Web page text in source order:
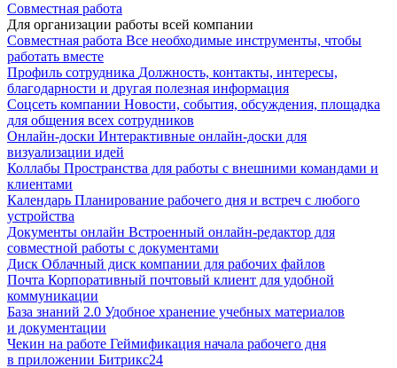
Совместная работа
Для организации работы всей компании
Совместная работа Все необходимые инструменты, чтобы
работать вместе
Профиль сотрудника Должность, контакты, интересы,
благодарности и другая полезная информация
Соцсеть компании Новости, события, обсуждения, площадка
для общения всех сотрудников
Онлайн-доски Интерактивные онлайн-доски для
визуализации идей
Коллабы Пространства для работы с внешними командами и
клиентами
Календарь Планирование рабочего дня и встреч с любого
устройства
Документы онлайн Встроенный онлайн-редактор для
совместной работы с документами
Диск Облачный диск компании для рабочих файлов
Почта Корпоративный почтовый клиент для удобной
коммуникации
База знаний 2.0 Удобное хранение учебных материалов
и документации
Чекин на работе Геймификация начала рабочего дня
в приложении Битрикс24